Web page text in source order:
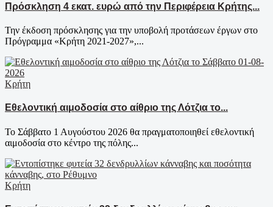
Πρόσκληση 4 εκατ. ευρώ από την Περιφέρεια Κρήτης...
Την έκδοση πρόσκλησης για την υποβολή προτάσεων έργων στο
Πρόγραμμα «Κρήτη 2021-2027»,...
Κρήτη
Εθελοντική αιμοδοσία στο αίθριο της Λότζια το...
Το Σάββατο 1 Αυγούστου 2026 θα πραγματοποιηθεί εθελοντική
αιμοδοσία στο κέντρο της πόλης...
Κρήτη